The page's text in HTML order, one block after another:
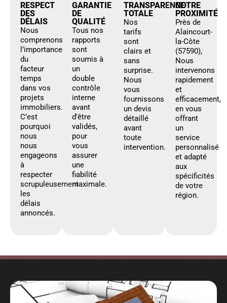
RESPECT
DES
DÉLAIS
Nous
comprenons
l’importance
du
facteur
temps
dans vos
projets
immobiliers.
C’est
pourquoi
nous
nous
engageons
à
respecter
scrupuleusement
les
délais
annoncés.
GARANTIE
DE
QUALITÉ
Tous nos
rapports
sont
soumis à
un
double
contrôle
interne
avant
d’être
validés,
pour
vous
assurer
une
fiabilité
maximale.
TRANSPARENCE
TOTALE
Nos
tarifs
sont
clairs et
sans
surprise.
Nous
vous
fournissons
un devis
détaillé
avant
toute
intervention.
NOTRE
PROXIMITÉ
Près de
Alaincourt-
la-Côte
(57590),
Nous
intervenons
rapidement
et
efficacement,
en vous
offrant
un
service
personnalisé
et adapté
aux
spécificités
de votre
région.